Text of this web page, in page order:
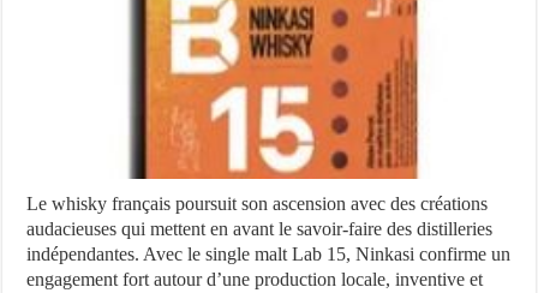
Le whisky français poursuit son ascension avec des créations
audacieuses qui mettent en avant le savoir-faire des distilleries
indépendantes. Avec le single malt Lab 15, Ninkasi confirme un
engagement fort autour d’une production locale, inventive et